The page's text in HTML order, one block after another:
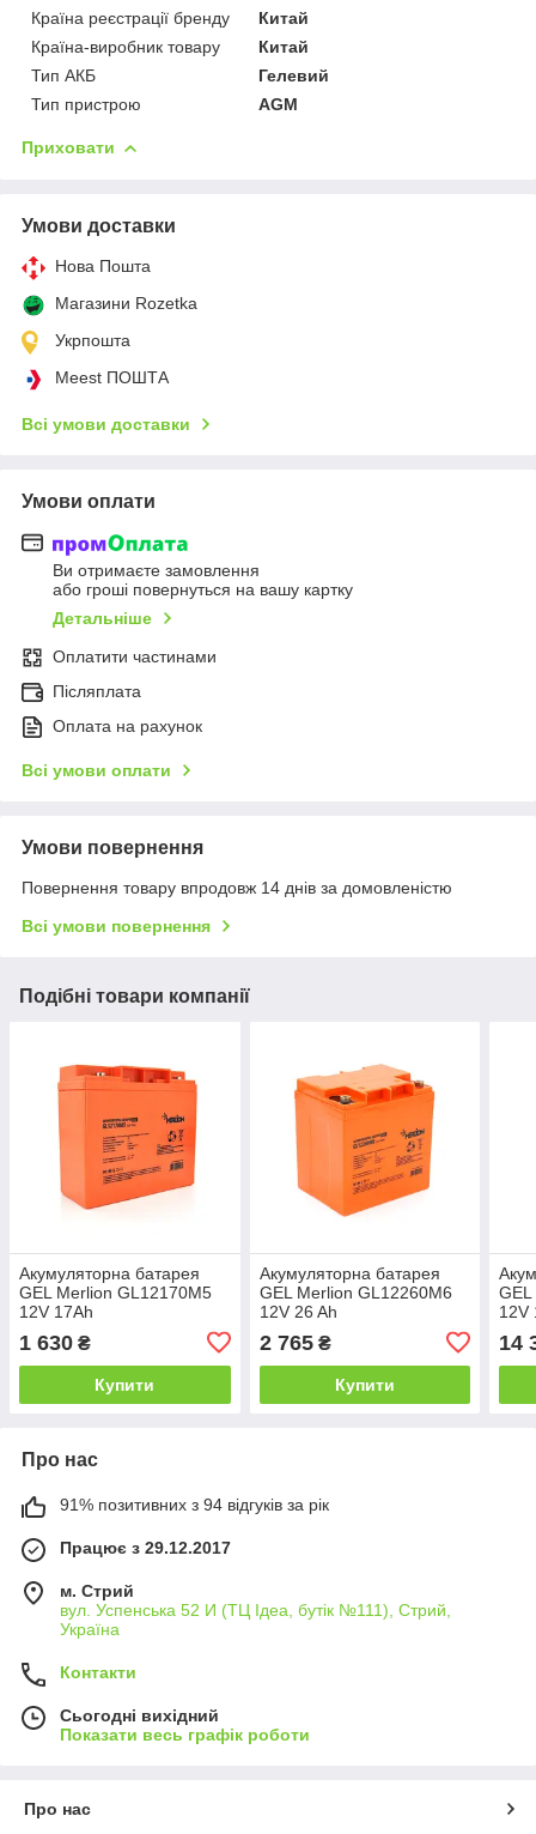
Країна реєстрації бренду
Китай
Країна-виробник товару
Китай
Тип АКБ
Гелевий
Тип пристрою
AGM
Приховати
Умови доставки
Нова Пошта
Магазини Rozetka
Укрпошта
Meest ПОШТА
Всі умови доставки
Умови оплати
Ви отримаєте замовлення
або гроші повернуться на вашу картку
Детальніше
Оплатити частинами
Післяплата
Оплата на рахунок
Всі умови оплати
Умови повернення
Повернення товару впродовж 14 днів за домовленістю
Всі умови повернення
Подібні товари компанії
Акумуляторна батарея
GEL Merlion GL12170M5
12V 17Ah
1 630 ₴
Купити
Акумуляторна батарея
GEL Merlion GL12260M6
12V 26 Ah
2 765₴
Купити
12V
14
Про нас
91% позитивних з 94 відгуків за рік
Працює з 29.12.2017
м. Стрий
вул. Успенська 52 И (ТЦ Ідеа, бутік №111), Стрий,
Україна
Контакти
Сьогодні вихідний
Показати весь графік роботи
Про нас